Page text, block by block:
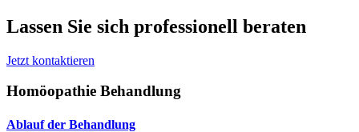
Lassen Sie sich professionell beraten
Jetzt kontaktieren
Homöopathie Behandlung
Ablauf der Behandlung